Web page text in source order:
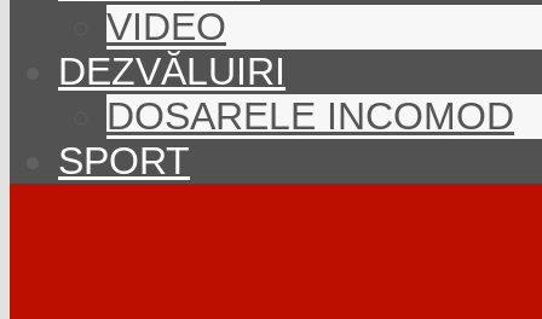
VIDEO
DEZVĂLUIRI
DOSARELE INCOMOD
SPORT